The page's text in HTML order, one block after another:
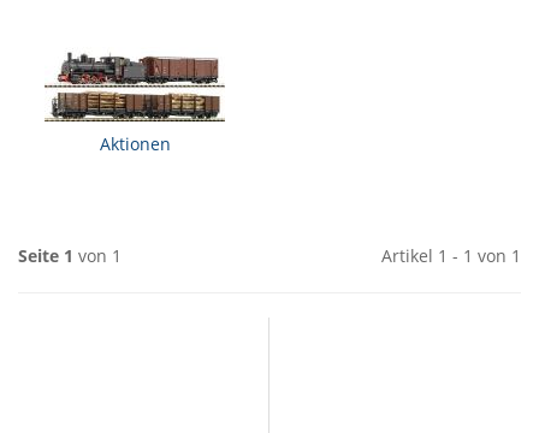
Aktionen
Seite 1 von 1 Artikel 1 - 1 von 1